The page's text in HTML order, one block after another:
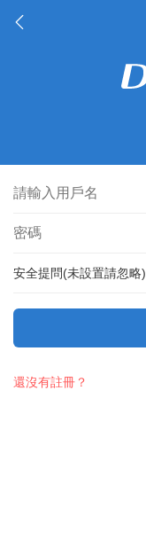
安全提問(未設置請忽略)
還沒有註冊？